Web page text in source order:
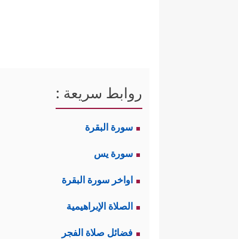
روابط سريعة :
سورة البقرة
سورة يس
اواخر سورة البقرة
الصلاة الإبراهيمية
فضائل صلاة الفجر